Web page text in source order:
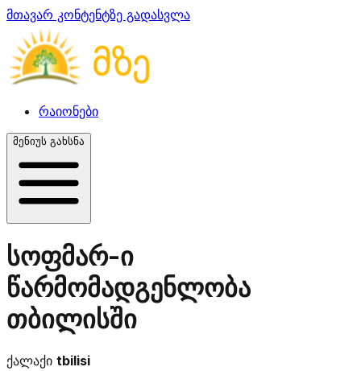
მთავარ კონტენტზე გადასვლა
რაიონები
მენიუს გახსნა
სოფმარ-ი
წარმომადგენლობა
თბილისში
ქალაქი tbilisi